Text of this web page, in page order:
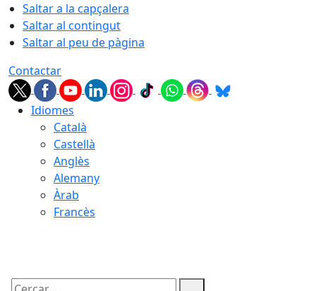
Saltar a la capçalera
Saltar al contingut
Saltar al peu de pàgina
Contactar
Idiomes
Català
Castellà
Anglès
Alemany
Àrab
Francès